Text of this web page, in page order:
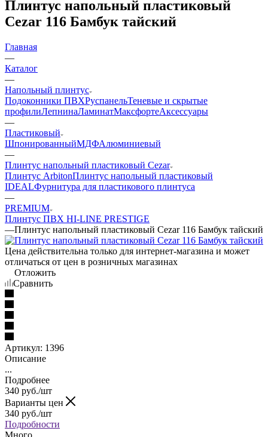
Плинтус напольный пластиковый
Cezar 116 Бамбук тайский
Главная
—
Каталог
—
Напольный плинтус
Подоконники ПВХРуспанельТеневые и скрытые
профилиЛепнинаЛаминатМаксфортеАксессуары
—
Пластиковый
ШпонированныйМДФАлюминиевый
—
Плинтус напольный пластиковый Cezar
Плинтус ArbitonПлинтус напольный пластиковый
IDEALФурнитура для пластикового плинтуса
—
PREMIUM
Плинтус ПВХ HI-LINE PRESTIGE
—Плинтус напольный пластиковый Cezar 116 Бамбук тайский
Цена действительна только для интернет-магазина и может
отличаться от цен в розничных магазинах
Отложить
Сравнить
Артикул: 1396
Описание
...
Подробнее
340 руб./шт
Варианты цен
340 руб./шт
Подробности
Много